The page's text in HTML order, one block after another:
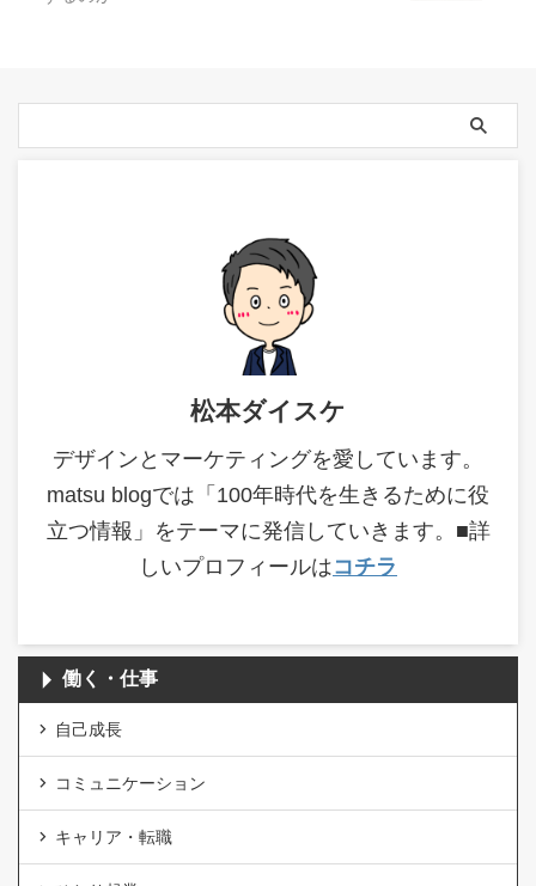
松本ダイスケ
デザインとマーケティングを愛しています。
matsu blogでは「100年時代を生きるために役
立つ情報」をテーマに発信していきます。■詳
しいプロフィールはコチラ
働く・仕事
自己成長
コミュニケーション
キャリア・転職